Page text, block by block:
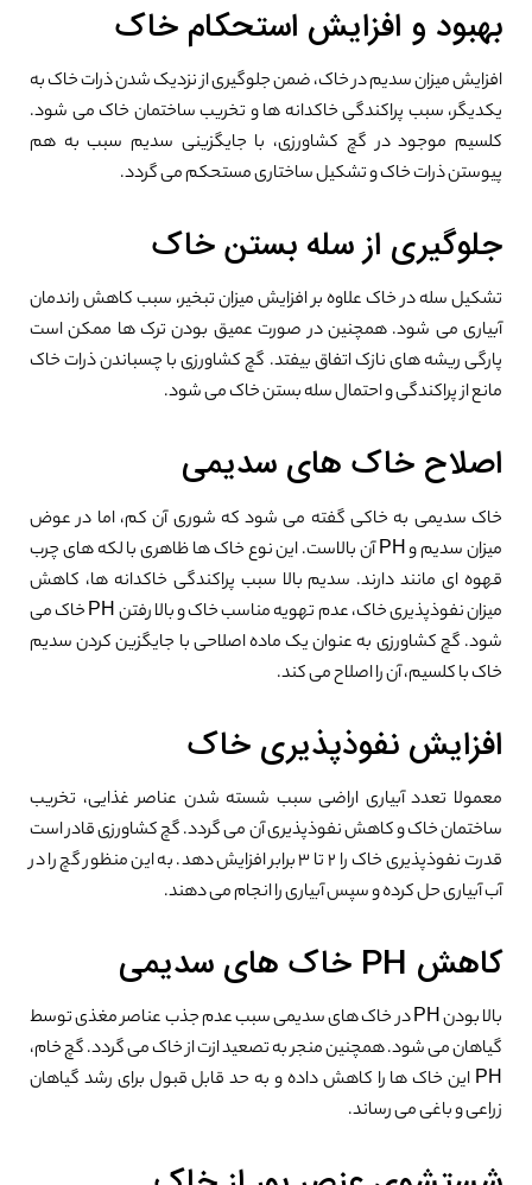
بهبود و افزایش استحکام خاک
افزایش میزان سدیم در خاک، ضمن جلوگیری از نزدیک شدن ذرات خاک به
یکدیگر، سبب پراکندگی خاکدانه ها و تخریب ساختمان خاک می شود.
کلسیم موجود در گچ کشاورزی، با جایگزینی سدیم سبب به هم
پیوستن ذرات خاک و تشکیل ساختاری مستحکم می گردد.
جلوگیری از سله بستن خاک
تشکیل سله در خاک علاوه بر افزایش میزان تبخیر، سبب کاهش راندمان
آبیاری می شود. همچنین در صورت عمیق بودن ترک ها ممکن است
پارگی ریشه های نازک اتفاق بیفتد. گچ کشاورزی با چسباندن ذرات خاک
مانع از پراکندگی و احتمال سله بستن خاک می شود.
اصلاح خاک های سدیمی
خاک سدیمی به خاکی گفته می شود که شوری آن کم، اما در عوض
میزان سدیم و PH آن بالاست. این نوع خاک ها ظاهری با لکه های چرب
قهوه ای مانند دارند. سدیم بالا سبب پراکندگی خاکدانه ها، کاهش
میزان نفوذپذیری خاک، عدم تهویه مناسب خاک و بالا رفتن PH خاک می
شود. گچ کشاورزی به عنوان یک ماده اصلاحی با جایگزین کردن سدیم
خاک با کلسیم، آن را اصلاح می کند.
افزایش نفوذپذیری خاک
معمولا تعدد آبیاری اراضی سبب شسته شدن عناصر غذایی، تخریب
ساختمان خاک و کاهش نفوذپذیری آن می گردد. گچ کشاورزی قادر است
قدرت نفوذپذیری خاک را ۲ تا ۳ برابر افزایش دهد. به این منظور گچ را در
آب آبیاری حل کرده و سپس آبیاری را انجام می دهند.
کاهش PH خاک های سدیمی
بالا بودن PH در خاک های سدیمی سبب عدم جذب عناصر مغذی توسط
گیاهان می شود. همچنین منجر به تصعید ازت از خاک می گردد. گچ خام،
PH این خاک ها را کاهش داده و به حد قابل قبول برای رشد گیاهان
زراعی و باغی می رساند.